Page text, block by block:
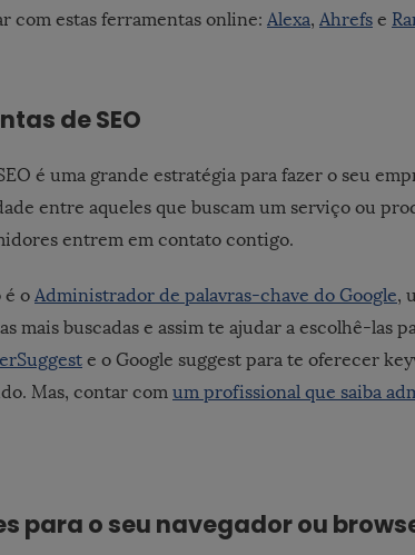
com estas ferramentas online: Alexa, Ahrefs e
de SEO
é uma grande estratégia para fazer o seu
entre aqueles que buscam um serviço ou
entrem em contato contigo.
é o Administrador de palavras-chave do Google,
mais buscadas e assim te ajudar a escolhê-las
e o Google suggest para te oferecer
Mas, contar com um profissional que saiba
para o seu navegador ou